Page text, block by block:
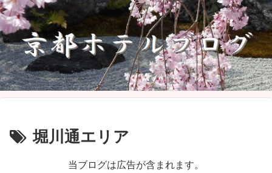
堀川通エリア
当ブログは広告が含まれます。